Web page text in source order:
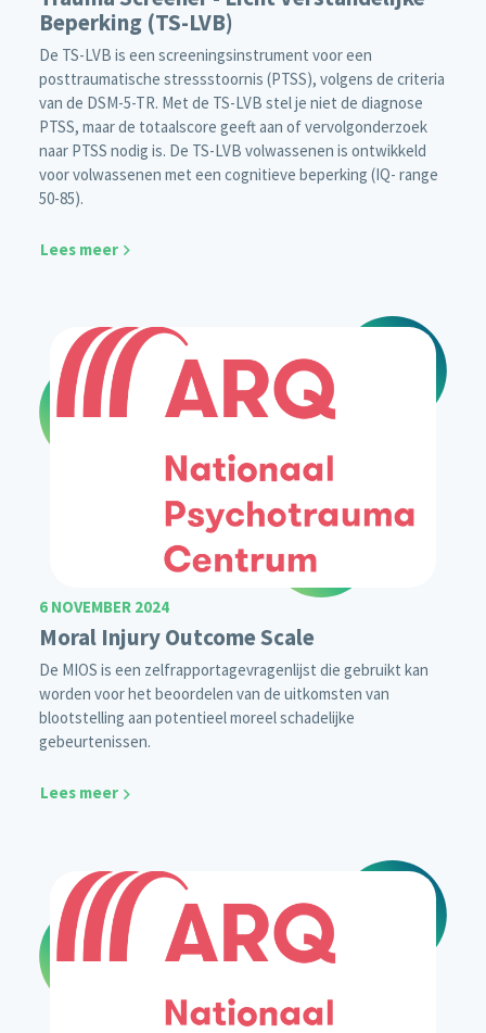
Beperking (TS-LVB)
De TS-LVB is een screeningsinstrument voor een
posttraumatische stressstoornis (PTSS), volgens de criteria
van de DSM-5-TR. Met de TS-LVB stel je niet de diagnose
PTSS, maar de totaalscore geeft aan of vervolgonderzoek
naar PTSS nodig is. De TS-LVB volwassenen is ontwikkeld
voor volwassenen met een cognitieve beperking (IQ- range
50-85).
Lees meer
6 NOVEMBER 2024
Moral Injury Outcome Scale
De MIOS is een zelfrapportagevragenlijst die gebruikt kan
worden voor het beoordelen van de uitkomsten van
blootstelling aan potentieel moreel schadelijke
gebeurtenissen.
Lees meer